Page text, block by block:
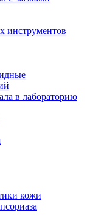
инструментов
в лабораторию
кожи